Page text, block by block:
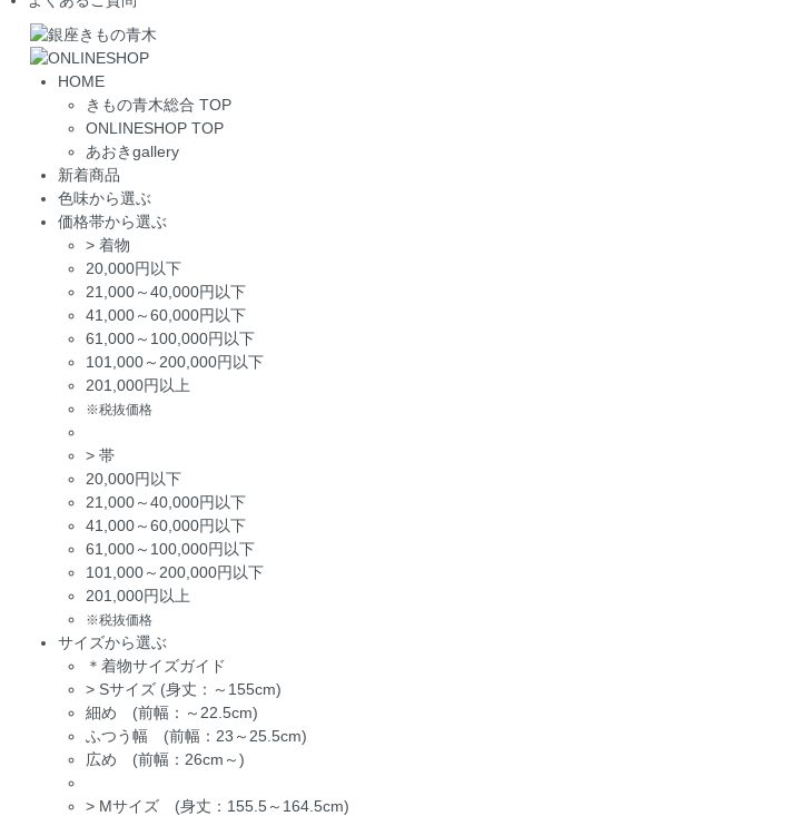
HOME
きもの青木総合 TOP
ONLINESHOP TOP
あおきgallery
新着商品
色味から選ぶ
価格帯から選ぶ
> 着物
20,000円以下
21,000～40,000円以下
41,000～60,000円以下
61,000～100,000円以下
101,000～200,000円以下
201,000円以上
※税抜価格
> 帯
20,000円以下
21,000～40,000円以下
41,000～60,000円以下
61,000～100,000円以下
101,000～200,000円以下
201,000円以上
※税抜価格
サイズから選ぶ
＊着物サイズガイド
> Sサイズ (身丈：～155cm)
細め (前幅：～22.5cm)
ふつう幅 (前幅：23～25.5cm)
広め (前幅：26cm～)
> Mサイズ (身丈：155.5～164.5cm)